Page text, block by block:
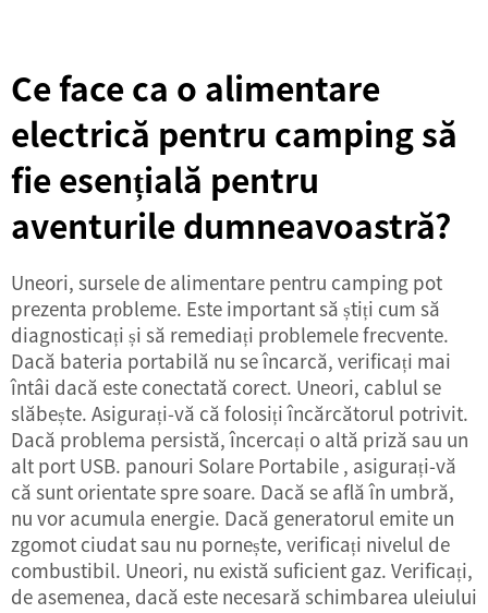
Ce face ca o alimentare
electrică pentru camping să
fie esențială pentru
aventurile dumneavoastră?
Uneori, sursele de alimentare pentru camping pot
prezenta probleme. Este important să știți cum să
diagnosticați și să remediați problemele frecvente.
Dacă bateria portabilă nu se încarcă, verificați mai
întâi dacă este conectată corect. Uneori, cablul se
slăbește. Asigurați-vă că folosiți încărcătorul potrivit.
Dacă problema persistă, încercați o altă priză sau un
alt port USB. panouri Solare Portabile , asigurați-vă
că sunt orientate spre soare. Dacă se află în umbră,
nu vor acumula energie. Dacă generatorul emite un
zgomot ciudat sau nu pornește, verificați nivelul de
combustibil. Uneori, nu există suficient gaz. Verificați,
de asemenea, dacă este necesară schimbarea uleiului